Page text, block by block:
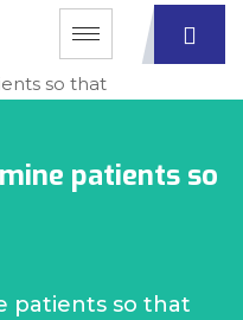
patients so
patients so that